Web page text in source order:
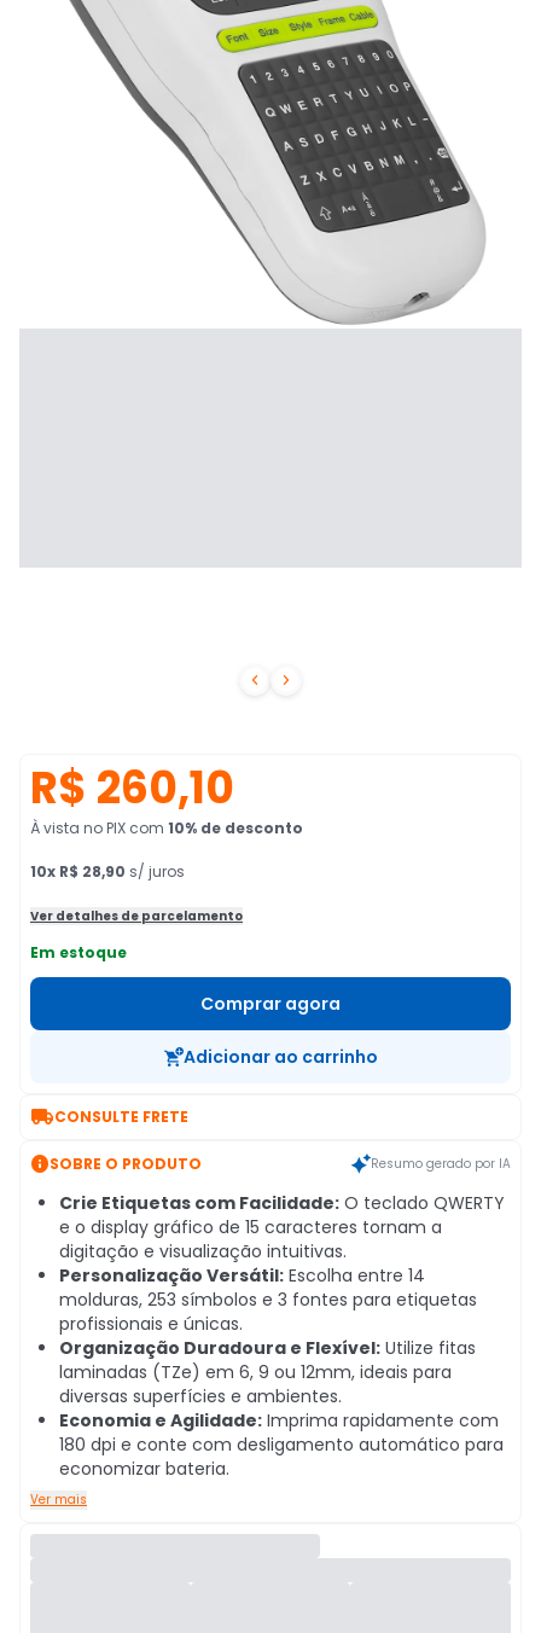
 
R$ 260,10
À vista no PIX com 10% de desconto
10x R$ 28,90 s/ juros
Ver detalhes de parcelamento
Em estoque
Comprar agora
Adicionar ao carrinho
CONSULTE FRETE
SOBRE O PRODUTO Resumo gerado por IA
Crie Etiquetas com Facilidade: O teclado QWERTY
e o display gráfico de 15 caracteres tornam a
digitação e visualização intuitivas.
Personalização Versátil: Escolha entre 14
molduras, 253 símbolos e 3 fontes para etiquetas
profissionais e únicas.
Organização Duradoura e Flexível: Utilize fitas
laminadas (TZe) em 6, 9 ou 12mm, ideais para
diversas superfícies e ambientes.
Economia e Agilidade: Imprima rapidamente com
180 dpi e conte com desligamento automático para
economizar bateria.
Ver mais